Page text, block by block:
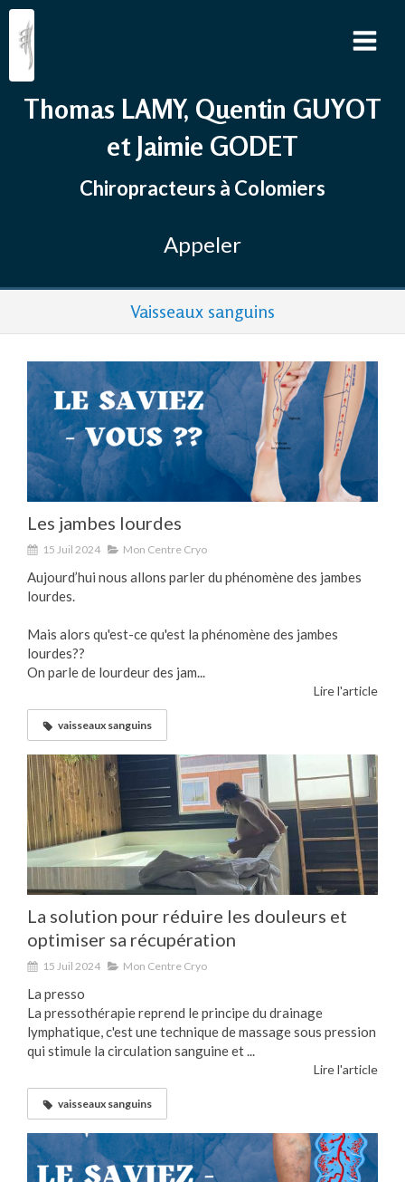
Thomas LAMY, Quentin GUYOT
et Jaimie GODET
Chiropracteurs à Colomiers
Appeler
Vaisseaux sanguins
Les jambes lourdes
15 Juil 2024 Mon Centre Cryo
Aujourd’hui nous allons parler du phénomène des jambes
lourdes.
Mais alors qu'est-ce qu'est la phénomène des jambes
lourdes??
On parle de lourdeur des jam...
Lire l'article
vaisseaux sanguins
La solution pour réduire les douleurs et
optimiser sa récupération
15 Juil 2024 Mon Centre Cryo
La presso
La pressothérapie reprend le principe du drainage
lymphatique, c'est une technique de massage sous pression
qui stimule la circulation sanguine et ...
Lire l'article
vaisseaux sanguins